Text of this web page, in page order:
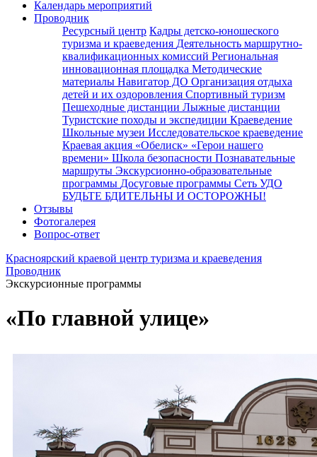
Календарь мероприятий
Проводник
Ресурсный центр Кадры детско-юношеского
туризма и краеведения Деятельность маршрутно-
квалификационных комиссий Региональная
инновационная площадка Методические
материалы Навигатор ДО Организация отдыха
детей и их оздоровления Спортивный туризм
Пешеходные дистанции Лыжные дистанции
Туристские походы и экспедиции Краеведение
Школьные музеи Исследовательское краеведение
Краевая акция «Обелиск» «Герои нашего
времени» Школа безопасности Познавательные
маршруты Экскурсионно-образовательные
программы Досуговые программы Сеть УДО
БУДЬТЕ БДИТЕЛЬНЫ И ОСТОРОЖНЫ!
Отзывы
Фотогалерея
Вопрос-ответ
Красноярский краевой центр туризма и краеведения
Проводник
Экскурсионные программы
«По главной улице»